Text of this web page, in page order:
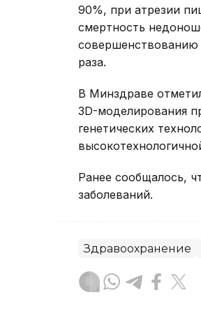
90%, при атрезии
смертность
совершенствованию
раза.
В Минздраве
3D-моделирования
генетических
Ранее сообщалось,
заболеваний.
Здравоохранение